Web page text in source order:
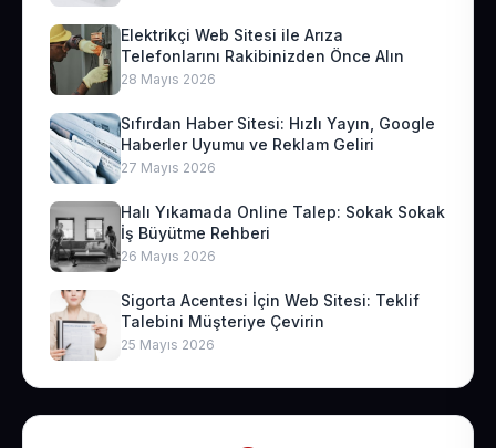
Elektrikçi Web Sitesi ile Arıza
Telefonlarını Rakibinizden Önce Alın
28 Mayıs 2026
Sıfırdan Haber Sitesi: Hızlı Yayın, Google
Haberler Uyumu ve Reklam Geliri
27 Mayıs 2026
Halı Yıkamada Online Talep: Sokak Sokak
İş Büyütme Rehberi
26 Mayıs 2026
Sigorta Acentesi İçin Web Sitesi: Teklif
Talebini Müşteriye Çevirin
25 Mayıs 2026